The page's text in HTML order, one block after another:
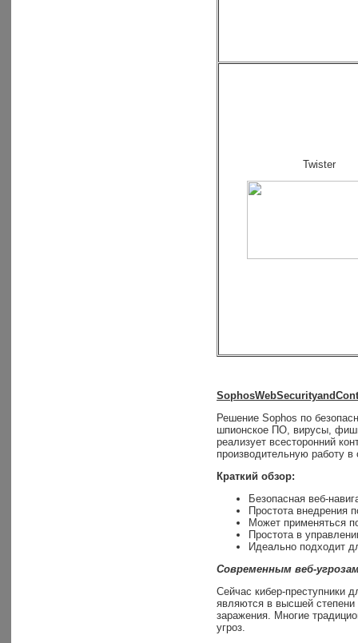
Twister
SophosWebSecurityand
Решение Sophos по
шпионское ПО, вирусы,
реализует всесторонний
производительную работу в
Краткий обзор:
Безопасная веб-
Простота внедрения
Может применяться
Простота в
Идеально подходит
Современным веб-
Сейчас кибер-преступники
являются в высшей
заражения. Многие
угроз.